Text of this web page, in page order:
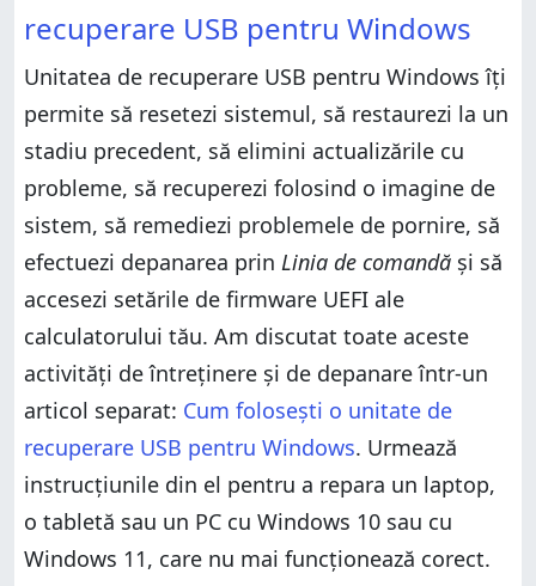
recuperare USB pentru Windows
Unitatea de recuperare USB pentru Windows îți
permite să resetezi sistemul, să restaurezi la un
stadiu precedent, să elimini actualizările cu
probleme, să recuperezi folosind o imagine de
sistem, să remediezi problemele de pornire, să
efectuezi depanarea prin Linia de comandă și să
accesezi setările de firmware UEFI ale
calculatorului tău. Am discutat toate aceste
activități de întreținere și de depanare într-un
articol separat: Cum folosești o unitate de
recuperare USB pentru Windows. Urmează
instrucțiunile din el pentru a repara un laptop,
o tabletă sau un PC cu Windows 10 sau cu
Windows 11, care nu mai funcționează corect.